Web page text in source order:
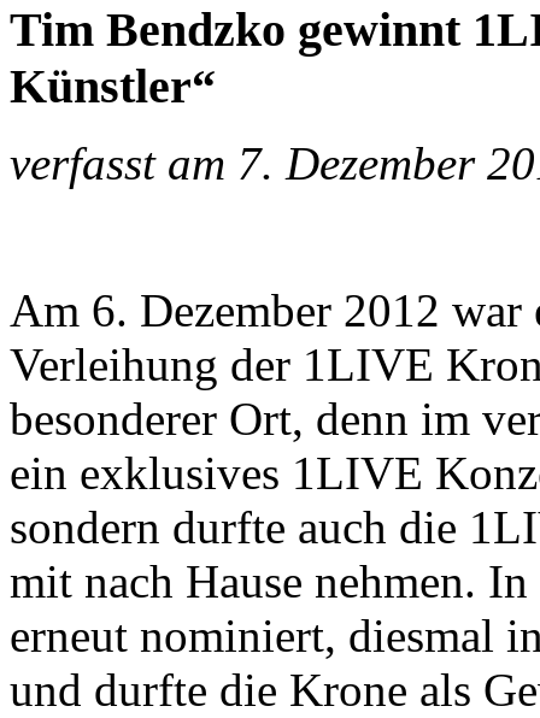
Tim Bendzko gewinnt
Künstler“
verfasst am 7. Dezember
Am 6. Dezember 2012
Verleihung der 1LIVE
besonderer Ort, denn im
ein exklusives 1LIVE
sondern durfte auch die
mit nach Hause nehmen.
erneut nominiert, diesmal
und durfte die Krone als